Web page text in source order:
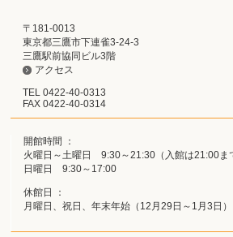
〒181-0013
東京都三鷹市下連雀3-24-3
三鷹駅前協同ビル3階
アクセス
TEL 0422-40-0313
FAX 0422-40-0314
開館時間 ：
火曜日～土曜日 9:30～21:30（入館は21:00ま
日曜日 9:30～17:00
休館日 ：
月曜日、祝日、年末年始（12月29日～1月3日）